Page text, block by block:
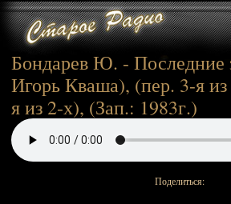
Бондарев Ю. - Последние
Игорь Кваша), (пер. 3-я из
я из 2-х), (Зап.: 1983г.)
Поделиться: